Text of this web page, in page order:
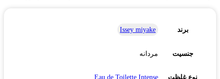
برند Issey miyake
جنسیت مردانه
نوع غلظت Eau de Toilette Intense